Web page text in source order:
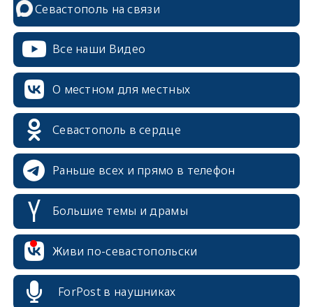
Севастополь на связи
Все наши Видео
О местном для местных
Севастополь в сердце
Раньше всех и прямо в телефон
Большие темы и драмы
Живи по-севастопольски
ForPost в наушниках